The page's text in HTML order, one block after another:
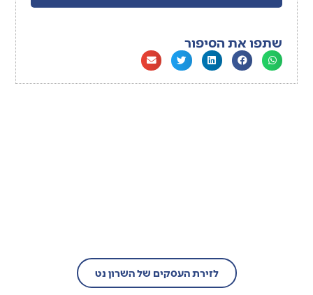
שתפו את הסיפור
לזירת העסקים של השרון נט